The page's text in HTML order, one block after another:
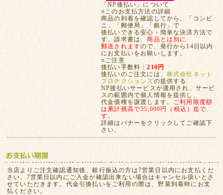
「NP後払い」について
○このお支払方法の詳細
商品の到着を確認してから、「コンビ
ニ」「郵便局」「銀行」で
後払いできる安心・簡単な決済方法で
す。請求書は、商品とは別に
郵送されますので、発行から14日以内
にお支払いをお願いします。
○ご注意
後払い手数料：210円
後払いのご注文には、 株式会社ネット
プロテクションズの提供する
NP後払いサービスが適用され、サービ
スの範囲内で個人情報を提供し、
代金債権を譲渡します。 ご利用限度額
は累計残高で55,000円（税込）迄で
す。
詳細はバナーをクリックしてご確認下
さい。
当店よりご注文確認通知後、銀行振込の方は7営業日以内にお支払くだ
さい。7営業日以内にご入金が確認出来ない場合はキャンセル扱いとさ
せていただきます。代金引換払いをご利用の際は、野菜到着時にお支
払ください。